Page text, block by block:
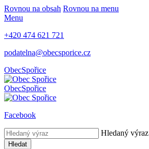
Rovnou na obsah Rovnou na menu
Menu
+420 474 621 721
podatelna@obecsporice.cz
ObecSpořice
ObecSpořice
Facebook
Hledaný výraz
Hledat